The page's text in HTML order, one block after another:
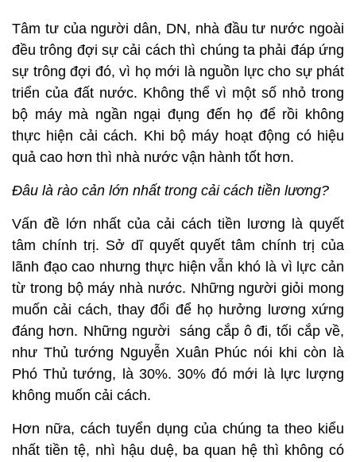
Tâm tư của người dân, DN, nhà đầu tư nước ngoài
đều trông đợi sự cải cách thì chúng ta phải đáp ứng
sự trông đợi đó, vì họ mới là nguồn lực cho sự phát
triển của đất nước. Không thể vì một số nhỏ trong
bộ máy mà ngần ngại đụng đến họ để rồi không
thực hiện cải cách. Khi bộ máy hoạt động có hiệu
quả cao hơn thì nhà nước vận hành tốt hơn.
Đâu là rào cản lớn nhất trong cải cách tiền lương?
Vấn đề lớn nhất của cải cách tiền lương là quyết
tâm chính trị. Sở dĩ quyết quyết tâm chính trị của
lãnh đạo cao nhưng thực hiện vẫn khó là vì lực cản
từ trong bộ máy nhà nước. Những người giỏi mong
muốn cải cách, thay đổi để họ hưởng lương xứng
đáng hơn. Những người sáng cắp ô đi, tối cắp về,
như Thủ tướng Nguyễn Xuân Phúc nói khi còn là
Phó Thủ tướng, là 30%. 30% đó mới là lực lượng
không muốn cải cách.
Hơn nữa, cách tuyển dụng của chúng ta theo kiểu
nhất tiền tệ, nhì hậu duệ, ba quan hệ thì không có